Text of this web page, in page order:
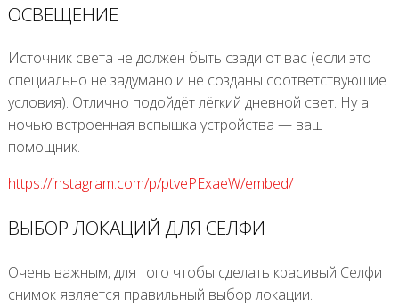
ОСВЕЩЕНИЕ
Источник света не должен быть сзади от вас (если это
специально не задумано и не созданы соответствующие
условия). Отлично подойдёт лёгкий дневной свет. Ну а
ночью встроенная вспышка устройства — ваш
помощник.
https://instagram.com/p/ptvePExaeW/embed/
ВЫБОР ЛОКАЦИЙ ДЛЯ СЕЛФИ
Очень важным, для того чтобы сделать красивый Селфи
снимок является правильный выбор локации.